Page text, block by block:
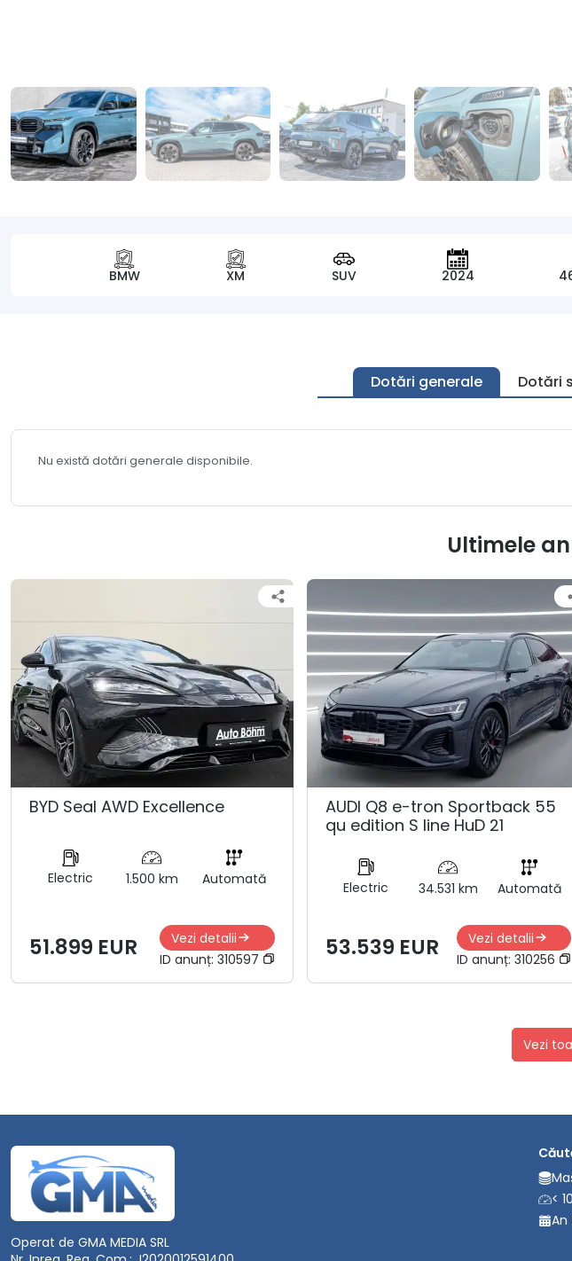
BMW XM SUV 2024
Dotări generale Dotări
Nu există dotări generale disponibile.
Ultimele
BYD Seal AWD Excellence
Electric 1.500 km Automată
51.899 EUR
Vezi detalii
ID anunț: 310597
AUDI Q8 e-tron Sportback 55
qu edition S line HuD 21
Electric 34.531 km Automată
53.539 EUR
Vezi detalii
ID anunț: 310256
Vezi
Operat de GMA MEDIA SRL
<
An